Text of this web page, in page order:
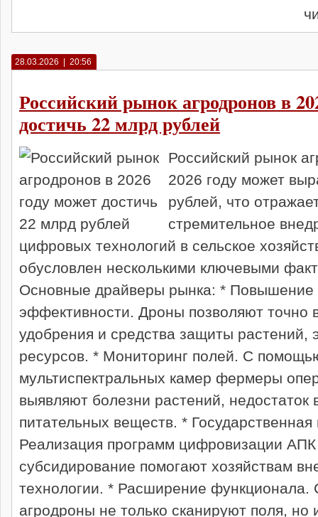
28.03.2026 | 20:56
Российский рынок агродронов в
достичь 22 млрд рублей
Российский рынок
2026 году может
рублей, что
стремительное
цифровых технологий в сельское
обусловлен несколькими ключевыми
Основные драйверы рынка: * Повышение
эффективности. Дроны позволяют точно
удобрения и средства защиты растений,
ресурсов. * Мониторинг полей. С
мультиспектральных камер фермеры
выявляют болезни растений, недостаток
питательных веществ. *
Реализация программ цифровизации
субсидирование помогают хозяйствам
технологии. * Расширение
агродроны не только сканируют поля, но